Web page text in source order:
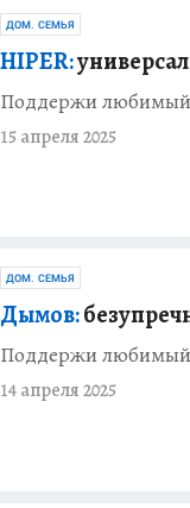
ДОМ. СЕМЬЯ
HIPER:
Поддержи любимый
15 апреля 2025
ДОМ. СЕМЬЯ
Дымов:
Поддержи любимый
14 апреля 2025